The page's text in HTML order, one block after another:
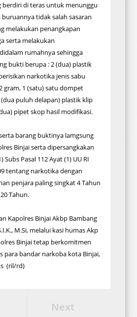
berdiri di teras untuk menunggu
buruannya tidak salah sasaran
melakukan penangkapan
serta melakukan
rumahnya sehingga
bukti berupa : 2 (dua) plastik
narkotika jenis sabu
gram, 1 (satu) satu dompet
puluh delapan) plastik klip
pipet skop hasil modifikasi.
barang buktinya lamgsung
Binjai serta dipersangkakan
Subs Pasal 112 Ayat (1) UU RI
tentang narkotika dengan
penjara paling singkat 4 Tahun
Tahun.
Kapolres Binjai Akbp Bambang
M.Si, melalui kasi humas Akp
Binjai tetap berkomitmen
para bandar narkoba kota Binjai,
(ril/rd)
Next